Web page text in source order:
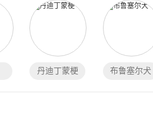
丹迪丁蒙梗 布鲁塞尔犬